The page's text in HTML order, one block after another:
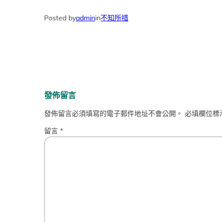
Posted byadminin不知所措
發佈留言
發佈留言必須填寫的電子郵件地址不會公開。 必填欄位
留言 *